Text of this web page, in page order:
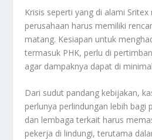
Krisis seperti yang di alami
perusahaan harus memiliki
matang. Kesiapan untuk
termasuk PHK, perlu di
agar dampaknya dapat di
Dari sudut pandang kebijakan,
perlunya perlindungan lebih bagi
dan lembaga terkait harus
pekerja di lindungi, terutama